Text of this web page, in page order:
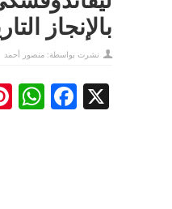
بالإنجاز
نشرت بواسطة: منصور أحمد
X